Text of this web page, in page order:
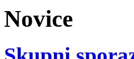
Novice